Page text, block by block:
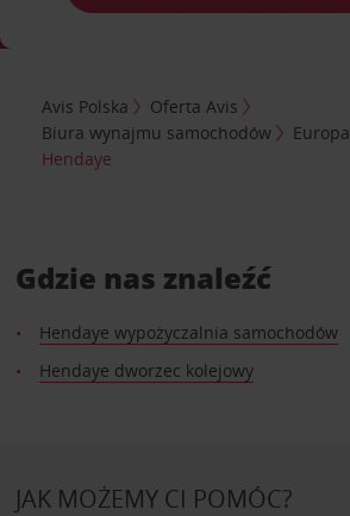
Avis Polska
Oferta Avis
Biura wynajmu samochodów
Europa
Hendaye
Gdzie nas znaleźć
Hendaye wypożyczalnia samochodów
Hendaye dworzec kolejowy
JAK MOŻEMY CI POMÓC?